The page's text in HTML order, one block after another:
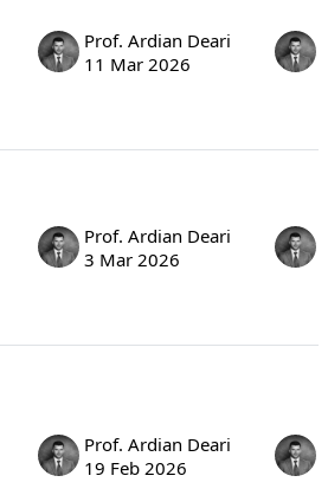
Prof. Ardian Deari
11 Mar 2026
Prof. Ardian Deari
3 Mar 2026
Prof. Ardian Deari
19 Feb 2026